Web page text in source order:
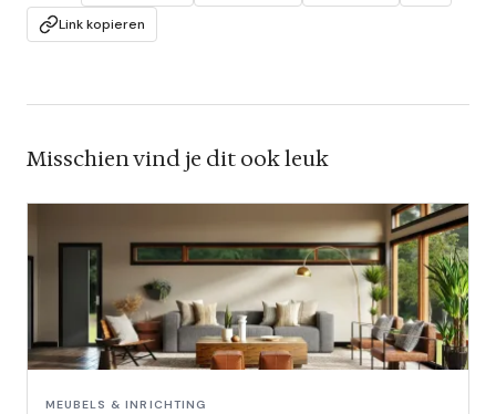
Link kopieren
Misschien vind je dit ook leuk
MEUBELS & INRICHTING